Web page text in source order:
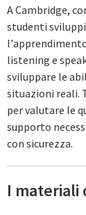
A Cambridge,
studenti
listening e
sviluppare le
situazioni reali.
per valutare le
supporto
con sicurezza.
I materiali